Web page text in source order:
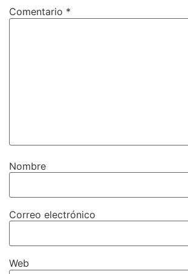
Comentario *
Nombre
Correo electrónico
Web